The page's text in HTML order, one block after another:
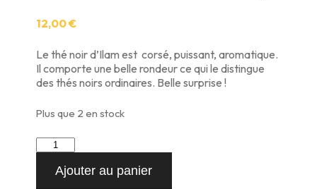
12,00€
Le thé noir d’Ilam est corsé, puissant, aromatique.
Il comporte une belle rondeur ce qui le distingue
des thés noirs ordinaires. Belle surprise !
Plus que 2 en stock
quantité
de
Ajouter au panier